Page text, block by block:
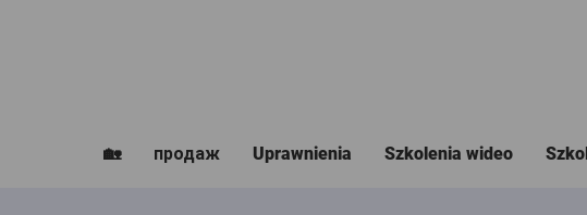
🏡 продаж Uprawnienia Szkolenia wideo